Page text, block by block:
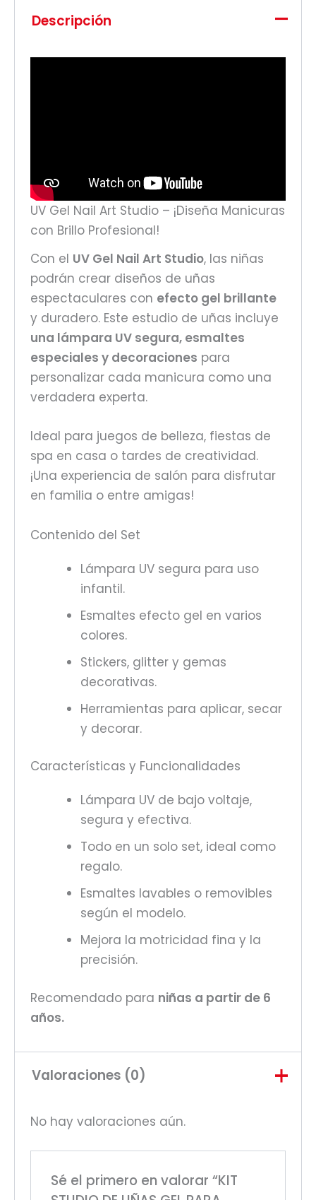
Descripción
UV Gel Nail Art Studio – ¡Diseña Manicuras
con Brillo Profesional!
Con el UV Gel Nail Art Studio, las niñas
podrán crear diseños de uñas
espectaculares con efecto gel brillante
y duradero. Este estudio de uñas incluye
una lámpara UV segura, esmaltes
especiales y decoraciones para
personalizar cada manicura como una
verdadera experta.
Ideal para juegos de belleza, fiestas de
spa en casa o tardes de creatividad.
¡Una experiencia de salón para disfrutar
en familia o entre amigas!
Contenido del Set
Lámpara UV segura para uso
infantil.
Esmaltes efecto gel en varios
colores.
Stickers, glitter y gemas
decorativas.
Herramientas para aplicar, secar
y decorar.
Características y Funcionalidades
Lámpara UV de bajo voltaje,
segura y efectiva.
Todo en un solo set, ideal como
regalo.
Esmaltes lavables o removibles
según el modelo.
Mejora la motricidad fina y la
precisión.
Recomendado para niñas a partir de 6
años.
Valoraciones (0)
No hay valoraciones aún.
Sé el primero en valorar “KIT